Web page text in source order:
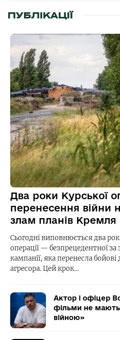
ПУБЛІКАЦІЇ
Два роки Курської
перенесення війни
злам планів Кремля
Сьогодні виповнюється два
операції — безпрецедентної
кампанії, яка перенесла
агресора. Цей крок…
Актор і офіцер
фільми не мають
війною»